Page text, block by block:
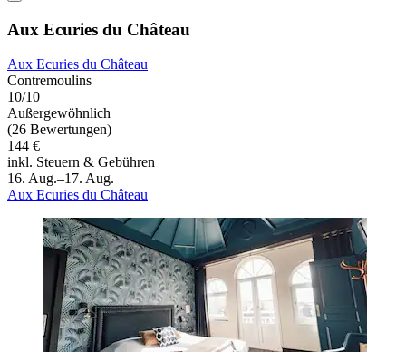
Aux Ecuries du Château
Aux Ecuries du Château
Contremoulins
10/10
Außergewöhnlich
(26 Bewertungen)
144 €
inkl. Steuern & Gebühren
16. Aug.–17. Aug.
Aux Ecuries du Château